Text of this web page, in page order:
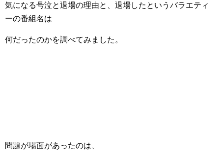
気になる号泣と退場の理由と、退場したというバラエティ
ーの番組名は
何だったのかを調べてみました。
問題が場面があったのは、